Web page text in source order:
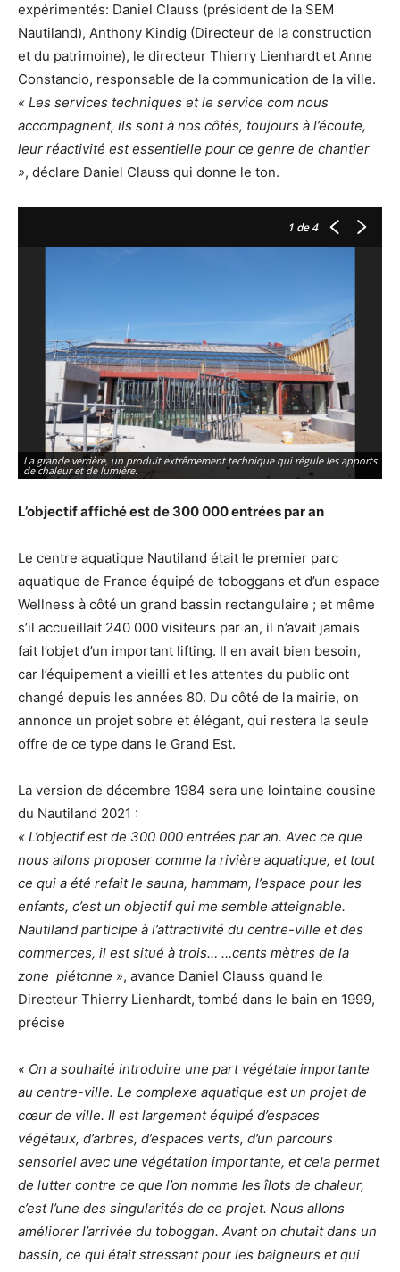
expérimentés: Daniel Clauss (président de la SEM
Nautiland), Anthony Kindig (Directeur de la construction
et du patrimoine), le directeur Thierry Lienhardt et Anne
Constancio, responsable de la communication de la ville.
« Les services techniques et le service com nous
accompagnent, ils sont à nos côtés, toujours à l’écoute,
leur réactivité est essentielle pour ce genre de chantier
», déclare Daniel Clauss qui donne le ton.
1 de 4
La grande verrière, un produit extrêmement technique qui régule les apports
de chaleur et de lumière.
L’objectif affiché est de 300 000 entrées par an
Le centre aquatique Nautiland était le premier parc
aquatique de France équipé de toboggans et d’un espace
Wellness à côté un grand bassin rectangulaire ; et même
s’il accueillait 240 000 visiteurs par an, il n’avait jamais
fait l’objet d’un important lifting. Il en avait bien besoin,
car l’équipement a vieilli et les attentes du public ont
changé depuis les années 80. Du côté de la mairie, on
annonce un projet sobre et élégant, qui restera la seule
offre de ce type dans le Grand Est.
La version de décembre 1984 sera une lointaine cousine
du Nautiland 2021 :
« L’objectif est de 300 000 entrées par an. Avec ce que
nous allons proposer comme la rivière aquatique, et tout
ce qui a été refait le sauna, hammam, l’espace pour les
enfants, c’est un objectif qui me semble atteignable.
Nautiland participe à l’attractivité du centre-ville et des
commerces, il est situé à trois… …cents mètres de la
zone piétonne », avance Daniel Clauss quand le
Directeur Thierry Lienhardt, tombé dans le bain en 1999,
précise
« On a souhaité introduire une part végétale importante
au centre-ville. Le complexe aquatique est un projet de
cœur de ville. Il est largement équipé d’espaces
végétaux, d’arbres, d’espaces verts, d’un parcours
sensoriel avec une végétation importante, et cela permet
de lutter contre ce que l’on nomme les îlots de chaleur,
c’est l’une des singularités de ce projet. Nous allons
améliorer l’arrivée du toboggan. Avant on chutait dans un
bassin, ce qui était stressant pour les baigneurs et qui